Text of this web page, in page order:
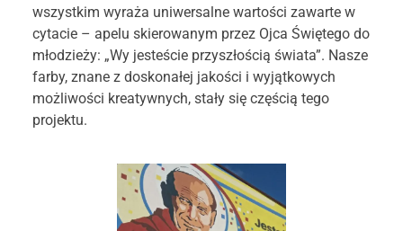
wszystkim wyraża uniwersalne wartości zawarte w
cytacie – apelu skierowanym przez Ojca Świętego do
młodzieży: „Wy jesteście przyszłością świata”. Nasze
farby, znane z doskonałej jakości i wyjątkowych
możliwości kreatywnych, stały się częścią tego
projektu.